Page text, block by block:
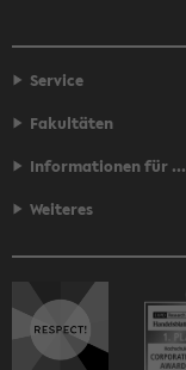
Service
Fakultäten
Informationen für ...
Weiteres